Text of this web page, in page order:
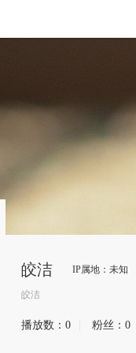
皎洁 IP属地：未知
皎洁
播放数： 0 粉丝： 0